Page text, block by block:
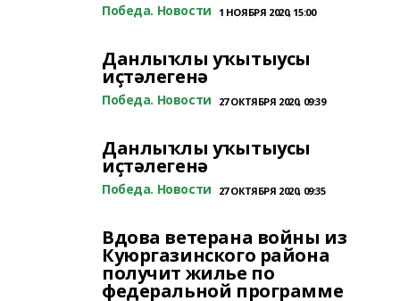
Победа. Новости 1 НОЯБРЯ 2020, 15:00
Данлыҡлы уҡытыусы
иҫтәлегенә
Победа. Новости 27 ОКТЯБРЯ 2020, 09:39
Данлыҡлы уҡытыусы
иҫтәлегенә
Победа. Новости 27 ОКТЯБРЯ 2020, 09:35
Вдова ветерана войны из
Куюргазинского района
получит жилье по
федеральной программе